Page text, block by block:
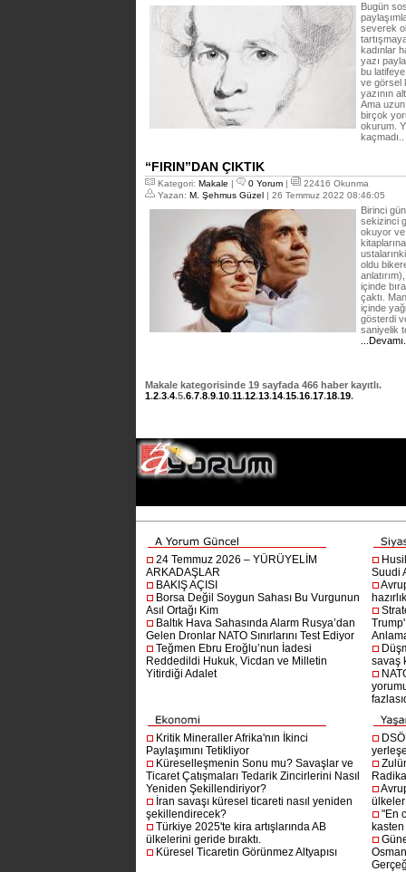
Bugün
severek
kadınlar
yazı
bu latifeye
ve görsel
yazının
Ama
birçok
okurum.
kaçmadı..
“FIRIN”DAN ÇIKTIK
Kategori: Makale | 0 Yorum |
22416 Okunma
Yazan: M. Şehmus Güzel | 26 Temmuz 2022 08:46:05
Birinci
sekizinci
okuyor ve
oldu
içinde
çaktı.
içinde
gösterdi
saniyelik
Makale kategorisinde 19 sayfada 466 haber kayıtlı.
1.2.3.4.5.6.7.8.9.10.11.12.13.14.15.16.17.18.19.
24 Temmuz 2026 – YÜRÜYELİM
ARKADAŞLAR
BAKIŞ AÇISI
Borsa Değil Soygun Sahası Bu Vurgunun
Asıl Ortağı Kim
Baltık Hava Sahasında Alarm Rusya’dan
Gelen Dronlar NATO Sınırlarını Test Ediyor
Teğmen Ebru Eroğlu’nun İadesi
Reddedildi Hukuk, Vicdan ve Milletin
Yitirdiği Adalet
Suudi
savaş
Kritik Mineraller Afrika'nın İkinci
Paylaşımını Tetikliyor
Küreselleşmenin Sonu mu? Savaşlar ve
Ticaret Çatışmaları Tedarik Zincirlerini Nasıl
Yeniden Şekillendiriyor?
İran savaşı küresel ticareti nasıl yeniden
şekillendirecek?
Türkiye 2025'te kira artışlarında AB
ülkelerini geride bıraktı.
Küresel Ticaretin Görünmez Altyapısı
"En